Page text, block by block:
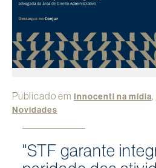
Publicado em Innocenti na mídia,
Novidades
"STF garante